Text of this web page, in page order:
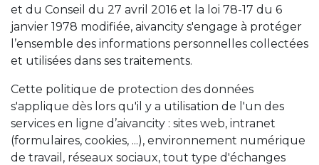
et du Conseil du 27 avril 2016 et la loi 78-17 du 6
janvier 1978 modifiée, aivancity s'engage à protéger
l’ensemble des informations personnelles collectées
et utilisées dans ses traitements.
Cette politique de protection des données
s'applique dès lors qu'il y a utilisation de l'un des
services en ligne d’aivancity : sites web, intranet
(formulaires, cookies, ...), environnement numérique
de travail, réseaux sociaux, tout type d'échanges